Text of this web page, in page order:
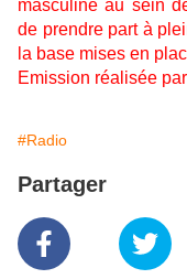
masculine au sein
de prendre part à
la base mises en
Emission réalisée
#Radio
Partager